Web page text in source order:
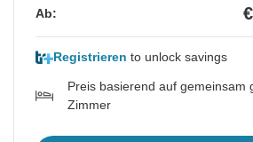
Ab:
Registrieren to unlock savings
Preis basierend auf gemeinsam
Zimmer